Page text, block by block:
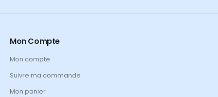
Mon Compte
Mon compte
Suivre ma commande
Mon panier